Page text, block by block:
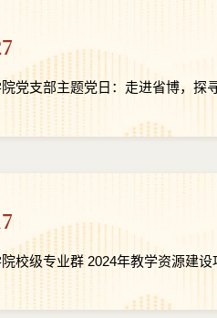
党支部主题党日：走进省博，探
信息工程学院校级专业群 2024年